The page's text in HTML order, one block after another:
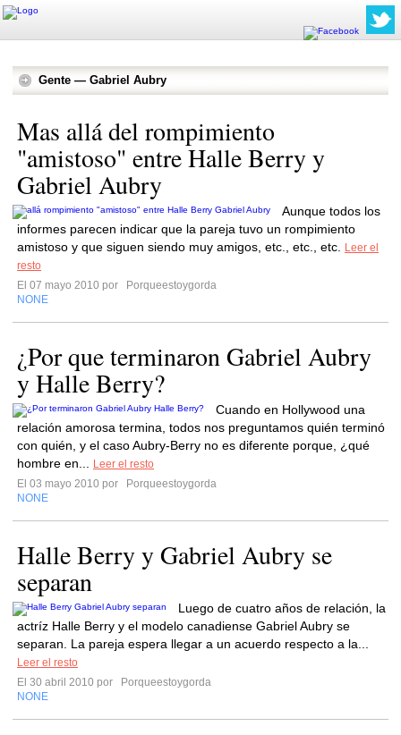
Gente — Gabriel Aubry
Mas allá del rompimiento
"amistoso" entre Halle Berry y
Gabriel Aubry
Aunque todos los
informes parecen indicar que la pareja tuvo un rompimiento
amistoso y que siguen siendo muy amigos, etc., etc., etc.
Leer el
resto
El 07 mayo 2010 por
Porqueestoygorda
NONE
¿Por que terminaron Gabriel Aubry
y Halle Berry?
Cuando en Hollywood una
relación amorosa termina, todos nos preguntamos quién terminó
con quién, y el caso Aubry-Berry no es diferente porque, ¿qué
hombre en...
Leer el resto
El 03 mayo 2010 por
Porqueestoygorda
NONE
Halle Berry y Gabriel Aubry se
separan
Luego de cuatro años de relación, la
actríz Halle Berry y el modelo canadiense Gabriel Aubry se
separan. La pareja espera llegar a un acuerdo respecto a la...
Leer el resto
El 30 abril 2010 por
Porqueestoygorda
NONE